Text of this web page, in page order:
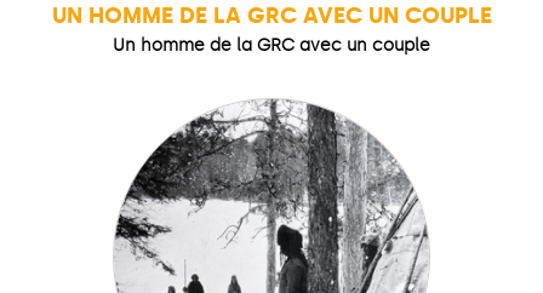
UN HOMME DE LA GRC AVEC UN COUPLE
Un homme de la GRC avec un couple